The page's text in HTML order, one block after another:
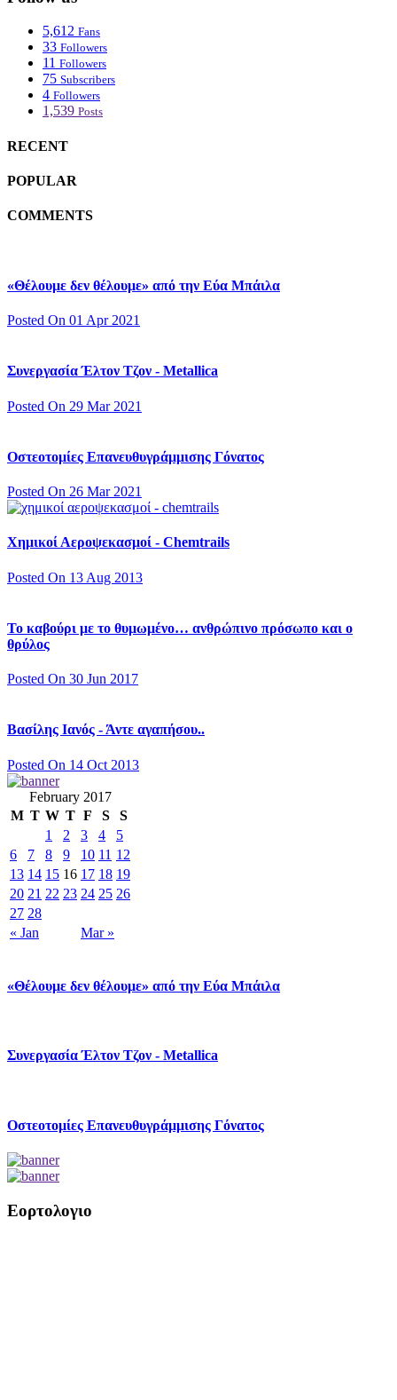
5,612 Fans
33 Followers
11 Followers
75 Subscribers
4 Followers
1,539 Posts
RECENT
POPULAR
COMMENTS
«Θέλουμε δεν θέλουμε» από την Εύα Μπάιλα
Posted On 01 Apr 2021
Συνεργασία Έλτον Τζον - Metallica
Posted On 29 Mar 2021
Οστεοτομίες Επανευθυγράμμισης Γόνατος
Posted On 26 Mar 2021
Χημικοί Αεροψεκασμοί - Chemtrails
Posted On 13 Aug 2013
Το καβούρι με το θυμωμένο… ανθρώπινο πρόσωπο και ο
θρύλος
Posted On 30 Jun 2017
Βασίλης Ιανός - Άντε αγαπήσου..
Posted On 14 Oct 2013
February 2017
M T W T F S S
« Jan Mar »
1 2 3 4
5
6
7 8 9 10 11 12
13 14 15 16 17 18 19
20 21 22 23 24 25 26
27 28
«Θέλουμε δεν θέλουμε» από την Εύα Μπάιλα
Συνεργασία Έλτον Τζον - Metallica
Οστεοτομίες Επανευθυγράμμισης Γόνατος
Εορτολογιο